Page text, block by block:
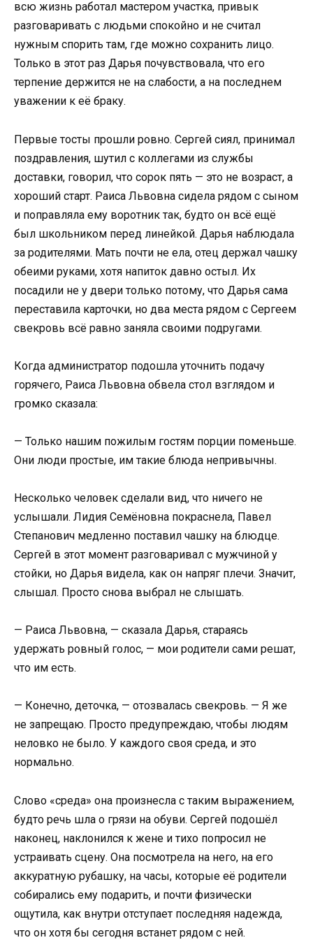
всю жизнь работал мастером участка, привык
разговаривать с людьми спокойно и не считал
нужным спорить там, где можно сохранить лицо.
Только в этот раз Дарья почувствовала, что его
терпение держится не на слабости, а на последнем
уважении к её браку.
Первые тосты прошли ровно. Сергей сиял, принимал
поздравления, шутил с коллегами из службы
доставки, говорил, что сорок пять — это не возраст, а
хороший старт. Раиса Львовна сидела рядом с сыном
и поправляла ему воротник так, будто он всё ещё
был школьником перед линейкой. Дарья наблюдала
за родителями. Мать почти не ела, отец держал чашку
обеими руками, хотя напиток давно остыл. Их
посадили не у двери только потому, что Дарья сама
переставила карточки, но два места рядом с Сергеем
свекровь всё равно заняла своими подругами.
Когда администратор подошла уточнить подачу
горячего, Раиса Львовна обвела стол взглядом и
громко сказала:
— Только нашим пожилым гостям порции поменьше.
Они люди простые, им такие блюда непривычны.
Несколько человек сделали вид, что ничего не
услышали. Лидия Семёновна покраснела, Павел
Степанович медленно поставил чашку на блюдце.
Сергей в этот момент разговаривал с мужчиной у
стойки, но Дарья видела, как он напряг плечи. Значит,
слышал. Просто снова выбрал не слышать.
— Раиса Львовна, — сказала Дарья, стараясь
удержать ровный голос, — мои родители сами решат,
что им есть.
— Конечно, деточка, — отозвалась свекровь. — Я же
не запрещаю. Просто предупреждаю, чтобы людям
неловко не было. У каждого своя среда, и это
нормально.
Слово «среда» она произнесла с таким выражением,
будто речь шла о грязи на обуви. Сергей подошёл
наконец, наклонился к жене и тихо попросил не
устраивать сцену. Она посмотрела на него, на его
аккуратную рубашку, на часы, которые её родители
собирались ему подарить, и почти физически
ощутила, как внутри отступает последняя надежда,
что он хотя бы сегодня встанет рядом с ней.